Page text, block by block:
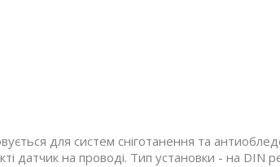
для систем сніготанення та
датчик на проводі. Тип установки - на DIN